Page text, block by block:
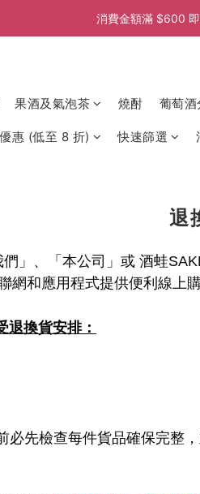
消費金額滿 $600
消費金額滿 $600
果酒及氣泡茶 燒酎 葡萄酒
惠 (低至 8 折) 快速篩選
退
」、「本公司」或 酒蛙
網和應用程式提供便利線上
退換貨安排：
先檢查每件貨品確保完整，